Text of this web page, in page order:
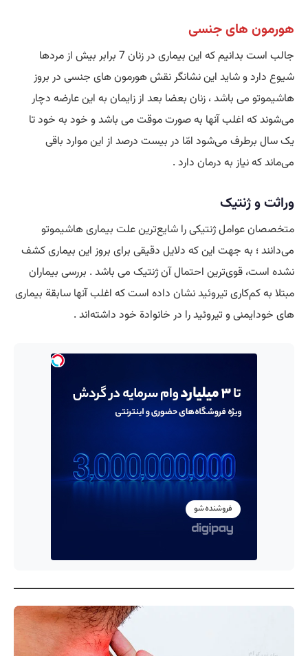
هورمون‌ های جنسی
جالب است بدانیم که این بیماری در زنان 7 برابر بیش از مردها
شیوع دارد و شاید این نشانگر نقش هورمون ‌های جنسی در بروز
هاشیموتو می باشد ، زنان بعضا بعد از زایمان به این عارضه دچار
می‌شوند که اغلب آنها به صورت موقت می باشد و خود به خود تا
یک سال برطرف می‌شود امّا در بیست درصد از این موارد باقی
می‌ماند که نیاز به درمان دارد .
وراثت و ژنتیک
متخصصان عوامل ژنتیکی را شایع‌ترین علت بیماری هاشیموتو
می‌دانند ؛ به جهت این که دلایل دقیقی برای بروز این بیماری کشف
نشده است، قوی‌ترین احتمال آن ژنتیک می باشد . بررسی بیماران
مبتلا به کم‌کاری تیروئید نشان داده است که اغلب آنها سابقة بیماری‌
های خودایمنی و تیروئید را در خانوادة خود داشته‌اند .